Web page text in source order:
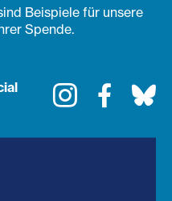
Beispiele für unsere
Spende.
Instagram